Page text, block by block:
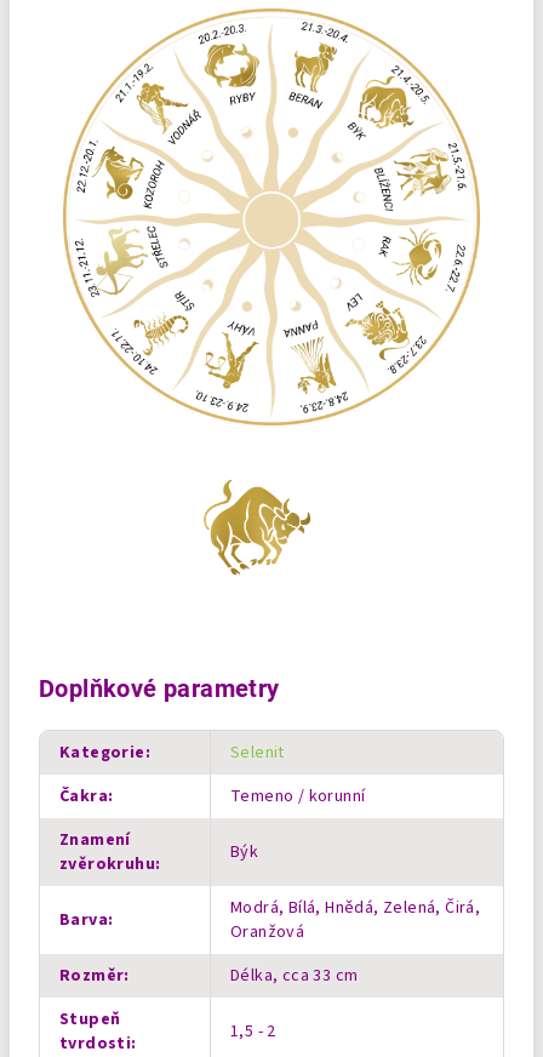
Doplňkové parametry
Kategorie:
Selenit
Čakra:
Temeno / korunní
Znamení
zvěrokruhu: Býk
Barva:
Modrá, Bílá, Hnědá, Zelená, Čirá,
Oranžová
Rozměr:
Délka, cca 33 cm
Stupeň
tvrdosti: 1,5 - 2